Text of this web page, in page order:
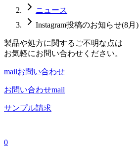
ニュース
Instagram投稿のお知らせ(8月)
製品や処方に関するご不明な点は
お気軽にお問い合わせください。
mailお問い合わせ
お問い合わせmail
サンプル請求
0